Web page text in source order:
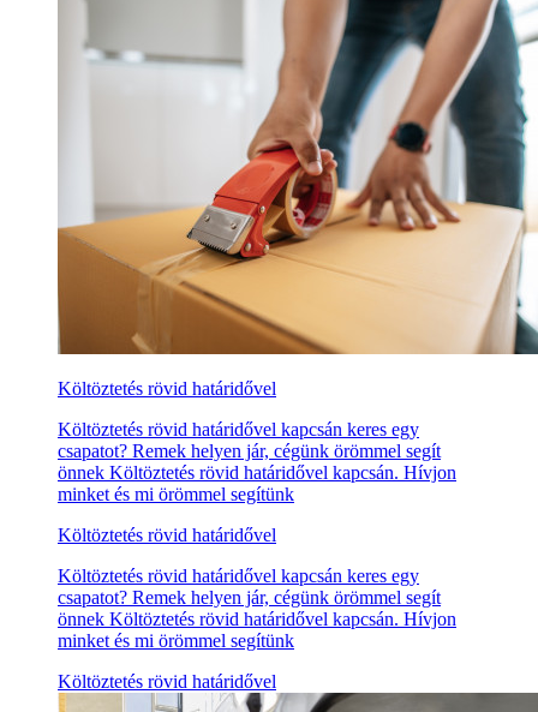
Költöztetés rövid határidővel
Költöztetés rövid határidővel kapcsán keres egy
csapatot? Remek helyen jár, cégünk örömmel segít
önnek Költöztetés rövid határidővel kapcsán. Hívjon
minket és mi örömmel segítünk
Költöztetés rövid határidővel
Költöztetés rövid határidővel kapcsán keres egy
csapatot? Remek helyen jár, cégünk örömmel segít
önnek Költöztetés rövid határidővel kapcsán. Hívjon
minket és mi örömmel segítünk
Költöztetés rövid határidővel